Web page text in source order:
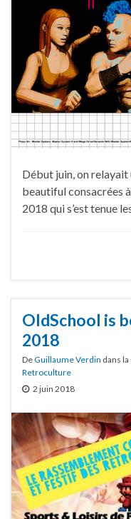
Début juin, on relayait
beautiful consacrées
2018 qui s’est tenue
OldSchool is
2018
DeGuillaume Verdin dans
Retroculture
2 juin 2018